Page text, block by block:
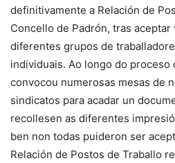
definitivamente a Relación de
Concello de Padrón, tras
diferentes grupos de
individuais. Ao longo do proceso
convocou numerosas mesas de
sindicatos para acadar un
recollesen as diferentes
ben non todas puideron ser
Relación de Postos de Traballo